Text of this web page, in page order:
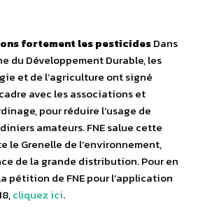
fortement les pesticidesDans
du Développement Durable, les
et de l’agriculture ont signé
avec les associations et
pour réduire l’usage de
amateurs. FNE salue cette
Grenelle de l’environnement,
de la grande distribution. Pour en
pétition de FNE pour l’application
cliquez ici.